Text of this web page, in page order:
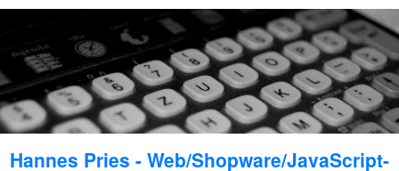
Hannes Pries - Web/Shopware/JavaScript-